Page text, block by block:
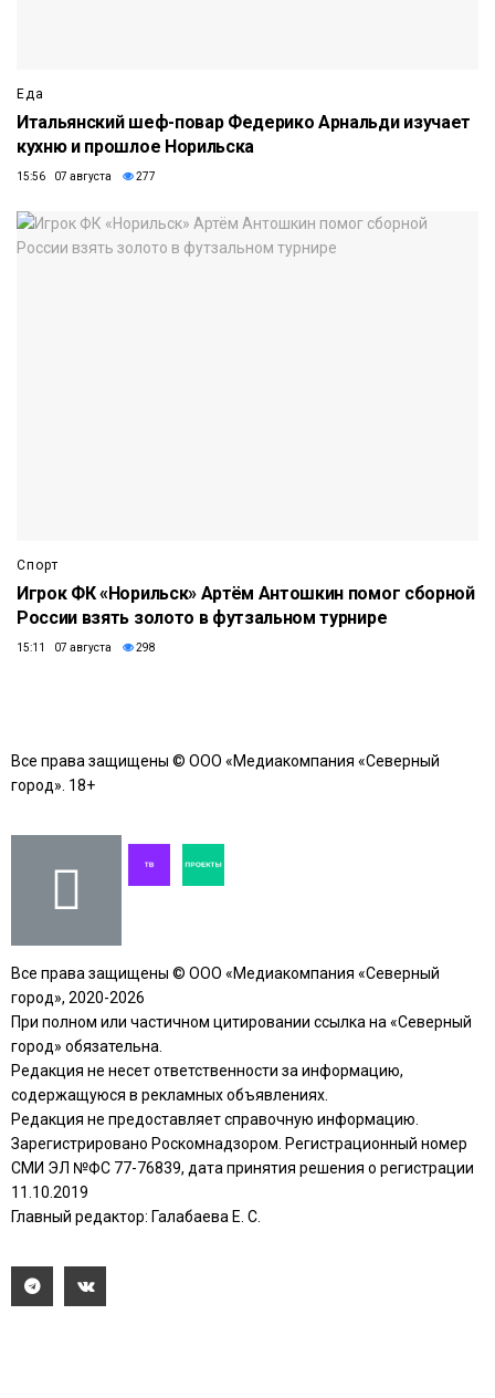
Еда
Итальянский шеф-повар Федерико Арнальди изучает
кухню и прошлое Норильска
15:56 07 августа 277
Спорт
Игрок ФК «Норильск» Артём Антошкин помог сборной
России взять золото в футзальном турнире
15:11 07 августа 298
Все права защищены © ООО «Медиакомпания «Северный
город». 18+
Все права защищены © ООО «Медиакомпания «Северный
город», 2020-2026
При полном или частичном цитировании ссылка на «Северный
город» обязательна.
Редакция не несет ответственности за информацию,
содержащуюся в рекламных объявлениях.
Редакция не предоставляет справочную информацию.
Зарегистрировано Роскомнадзором. Регистрационный номер
СМИ ЭЛ №ФС 77-76839, дата принятия решения о регистрации
11.10.2019
Главный редактор: Галабаева Е. С.